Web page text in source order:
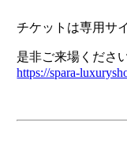
チケットは専用サ
是非ご来場くださ
https://spara-